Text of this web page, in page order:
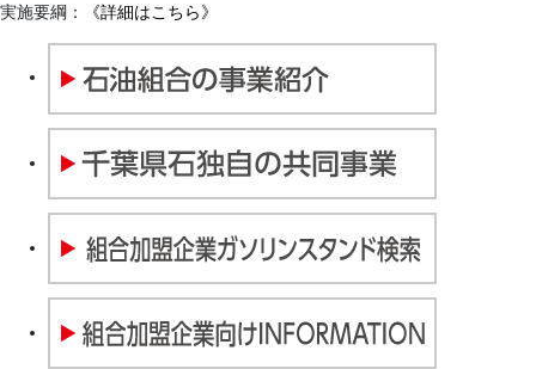
実施要綱： 《詳細はこちら》